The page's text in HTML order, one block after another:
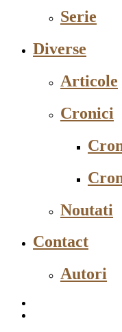
Serie
Diverse
Articole
Cronici
Noutati
Contact
Autori